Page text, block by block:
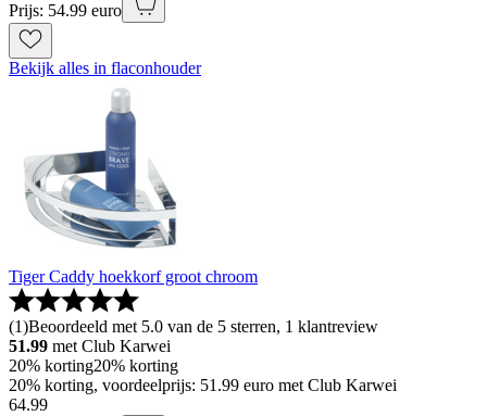
Prijs: 54.99 euro
Bekijk alles in flaconhouder
Tiger Caddy hoekkorf groot chroom
(1)Beoordeeld met 5.0 van de 5 sterren, 1 klantreview
51.99 met Club Karwei
20% korting20% korting
20% korting, voordeelprijs: 51.99 euro met Club Karwei
64.99